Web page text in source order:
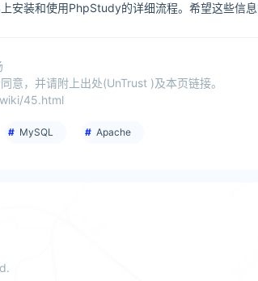
安装和使用PhpStudy的详细流程。希望这些信
意，并请附上出处(UnTrust )及本页链接。
45.html
MySQL Apache